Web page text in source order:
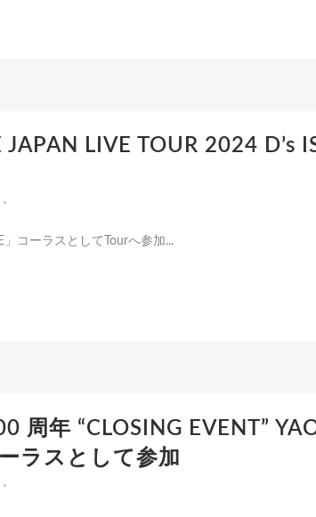
LIVE TOUR 2024 D’s
コーラスとしてTourへ参加...
年 “CLOSING EVENT”
ラスとして参加